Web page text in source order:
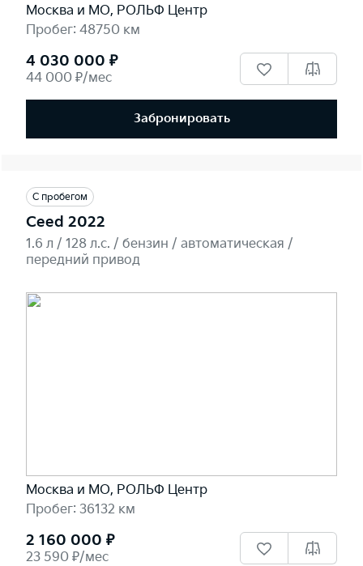
Москва и МО, РОЛЬФ Центр
Пробег: 48750 км
4 030 000 ₽
44 000 ₽/мес
Забронировать
С пробегом
Ceed 2022
1.6 л / 128 л.c. / бензин / автоматическая /
передний привод
Москва и МО, РОЛЬФ Центр
Пробег: 36132 км
2 160 000 ₽
23 590 ₽/мес